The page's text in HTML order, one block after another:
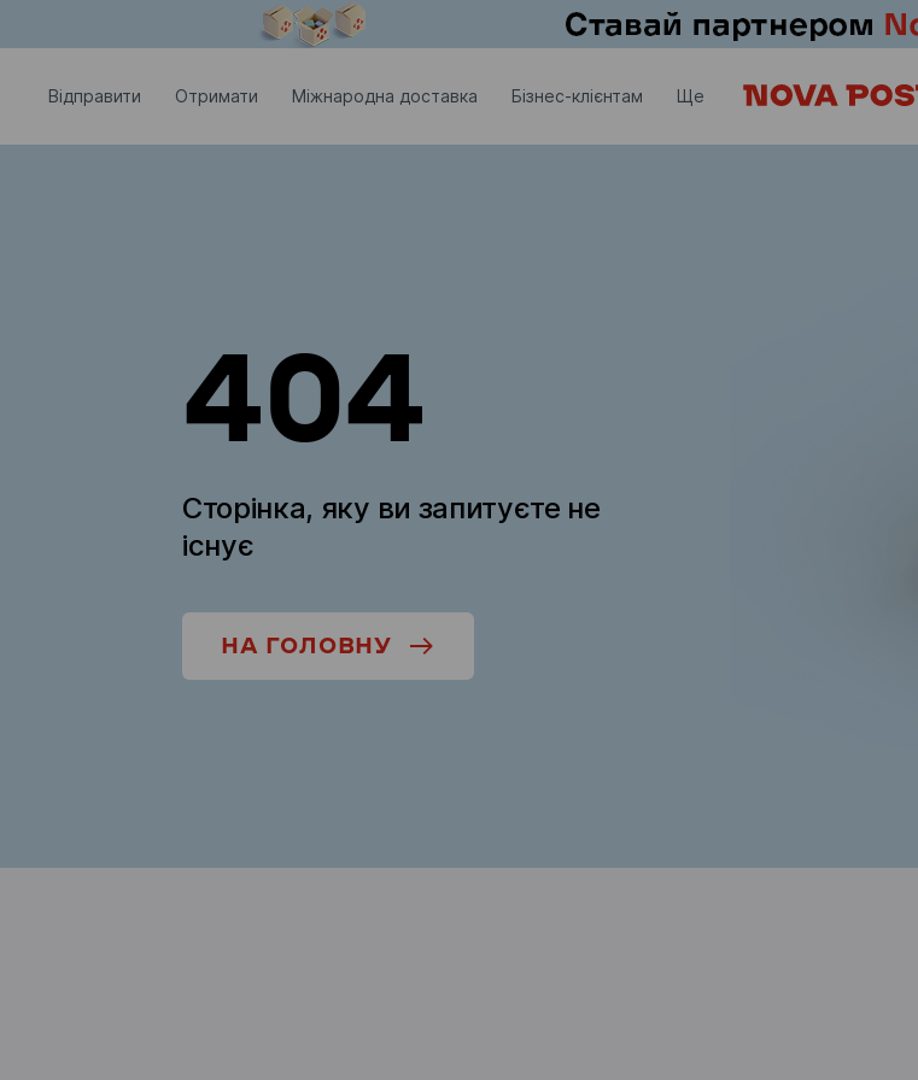
Відправити Отримати Міжнародна доставка Бізнес-клієнтам Ще
404
Сторінка, яку ви запитуєте не
існує
НА ГОЛОВНУ